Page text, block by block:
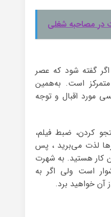
در مصاحبه شغلی
گفته شود که عصر
است. به‌همین
مورد اقبال و توجه
کردن، ضبط فیلم،
لذت می‌برید ، پس
کار هستید. به شهرت
است ولی اگر به
آن خواهید برد.